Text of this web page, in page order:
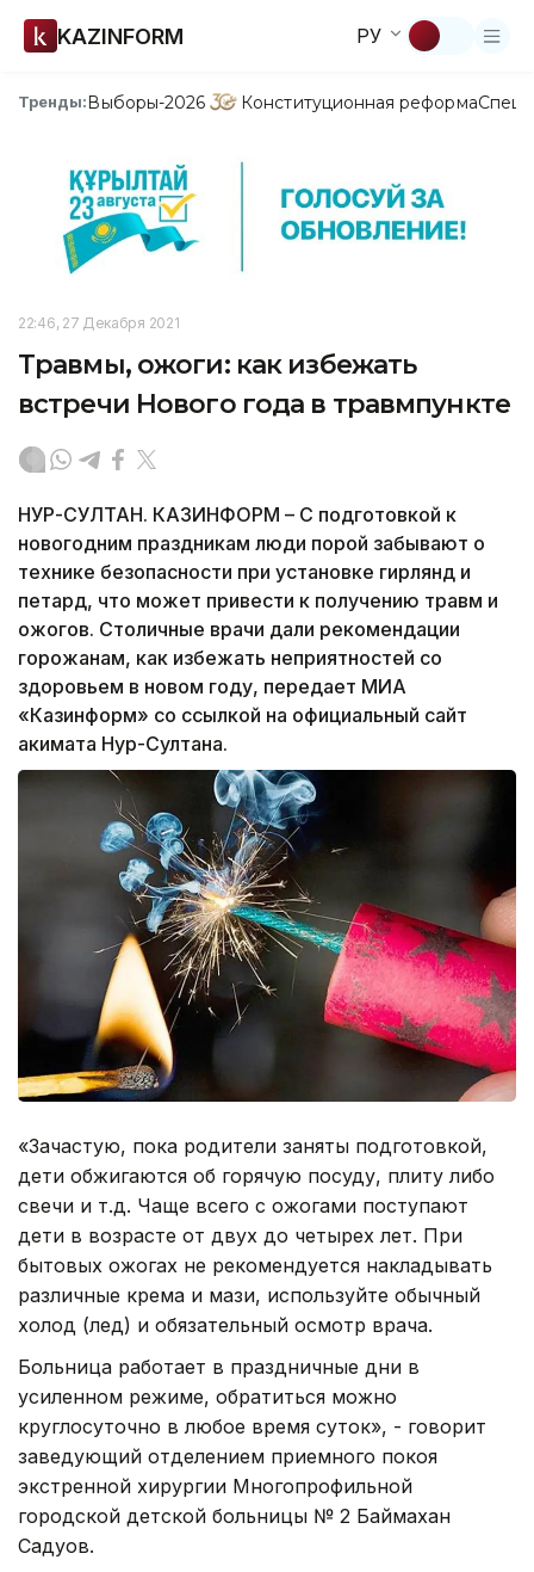
KAZINFORM РУ
Тренды:Выборы-2026 Конституционная реформа
22:46, 27 Декабря 2021
Травмы, ожоги: как избежать
встречи Нового года в травмпункте
НУР-СУЛТАН. КАЗИНФОРМ – С подготовкой к
новогодним праздникам люди порой забывают о
технике безопасности при установке гирлянд и
петард, что может привести к получению травм и
ожогов. Столичные врачи дали рекомендации
горожанам, как избежать неприятностей со
здоровьем в новом году, передает МИА
«Казинформ» со ссылкой на официальный сайт
акимата Нур-Султана.
«Зачастую, пока родители заняты подготовкой,
дети обжигаются об горячую посуду, плиту либо
свечи и т.д. Чаще всего с ожогами поступают
дети в возрасте от двух до четырех лет. При
бытовых ожогах не рекомендуется накладывать
различные крема и мази, используйте обычный
холод (лед) и обязательный осмотр врача.
Больница работает в праздничные дни в
усиленном режиме, обратиться можно
круглосуточно в любое время суток», - говорит
заведующий отделением приемного покоя
экстренной хирургии Многопрофильной
городской детской больницы № 2 Баймахан
Садуов.